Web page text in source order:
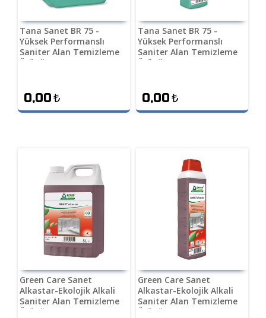
Tana Sanet BR 75 -
Yüksek Performanslı
Saniter Alan Temizleme
Ürünü 10 L
0,00₺
Tana Sanet BR 75 -
Yüksek Performanslı
Saniter Alan Temizleme
Ürünü 1 L
0,00₺
Green Care Sanet
Alkastar-Ekolojik Alkali
Saniter Alan Temizleme
Ürünü 5 L
Green Care Sanet
Alkastar-Ekolojik Alkali
Saniter Alan Temizleme
Ürünü 1 L